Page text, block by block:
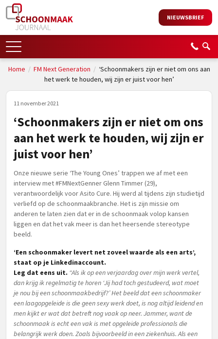
NIEUWSBRIEF
Home / FM Next Generation / ‘Schoonmakers zijn er niet om ons aan
het werk te houden, wij zijn er juist voor hen’
11 november 2021
‘Schoonmakers zijn er niet om ons
aan het werk te houden, wij zijn er
juist voor hen’
Onze nieuwe serie ‘The Young Ones’ trappen we af met een
interview met #FMNextGenner Glenn Timmer (29),
verantwoordelijk voor Asito Cure. Hij werd al tijdens zijn studietijd
verliefd op de schoonmaakbranche. Het is zijn missie om
anderen te laten zien dat er in de schoonmaak volop kansen
liggen en dat het vak meer is dan het heersende stereotype
beeld.
‘Een schoonmaker levert net zoveel waarde als een arts’,
staat op je Linkedinaccount.
Leg dat eens uit. “Als ik op een verjaardag over mijn werk vertel,
dan krijg ik regelmatig te horen ‘Jij had toch gestudeerd, wat moet
je nou bij een schoonmaakbedrijf?’ Het beeld dat een schoonmaker
een laagopgeleide is die geen sexy werk doet, is nog altijd leidend en
men kijkt er wat dat betreft nog vaak op neer. Jammer, want de
schoonmaak is echt een vak is met opgeleide professionals die
belangrijk werk doen. Zoals bijvoorbeeld in een ziekenhuis. Als een